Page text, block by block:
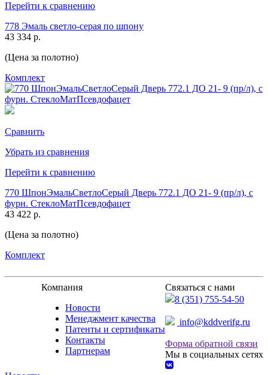
Перейти к сравнению
778 Эмаль светло-серая по шпону
43 334 р.
(Цена за полотно)
Комплект
Сравнить
Убрать из сравнения
Перейти к сравнению
770 ШпонЭмальСветлоСерый Дверь 772.1 ДО 21- 9 (пр/л), с
фурн. СтеклоМатПсевдофацет
43 422 р.
(Цена за полотно)
Комплект
Компания
Новости
Менеджмент качества
Патенты и сертификаты
Контакты
Партнерам
Связаться с нами
8 (351) 755-54-50
info@kddverifg.ru
Форма обратной связи
Мы в социальных сетях